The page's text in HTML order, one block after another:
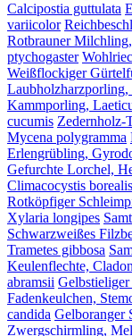
Calcipostia guttulata
variicolor
Rotbrauner
ptychogaster
Weißflockiger
Laubholzharzporling,
Kammporling,
cucumis Zedernholz-
Mycena polygramma
Erlengrübling,
Gefurchte Lorchel,
Climacocystis borealis
Rotköpfiger
Xylaria longipes
Schwarzweißes
Trametes gibbosa
Keulenflechte,
abramsii
Fadenkeulchen,
candida Gelboranger
Zwergschirmling,